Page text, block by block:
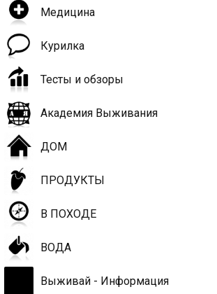
Медицина
Курилка
Тесты и обзоры
Академия Выживания
ДОМ
ПРОДУКТЫ
В ПОХОДЕ
ВОДА
Выживай - Информация